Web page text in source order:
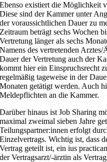
Ebenso existiert die Möglichkeit
Diese sind der Kammer unter
der voraussichtlichen Dauer zu
Zeitraum beträgt sechs Wochen
Vertretung länger als sechs
Namens des vertretenden
Dauer der Vertretung auch der
kommt hier ein Einspruchsrecht
regelmäßig tageweise in der
Monaten getätigt werden. Auch
Meldepflichten an die Kammer.
Darüber hinaus istJob Sharing
maximal zweimal sieben Jahre
Teilungspartner:innen erfolgt
Einzelvertrags. Wichtig ist, dass
Vertrag geteilt ist, ein ius
der Vertragsarzt/-ärztin als